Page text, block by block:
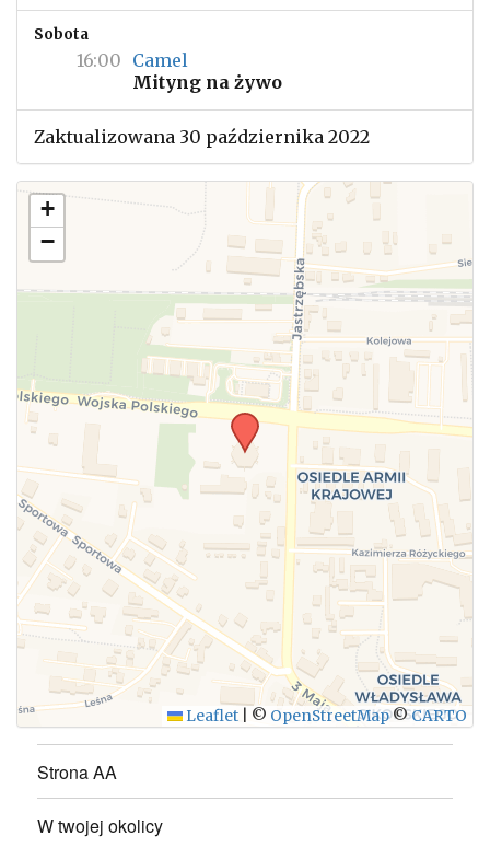
Sobota
16:00 Camel
Mityng na żywo
Zaktualizowana 30 października 2022
+
−
Leaflet © OpenStreetMap©CARTO
Strona AA
W twojej okolicy